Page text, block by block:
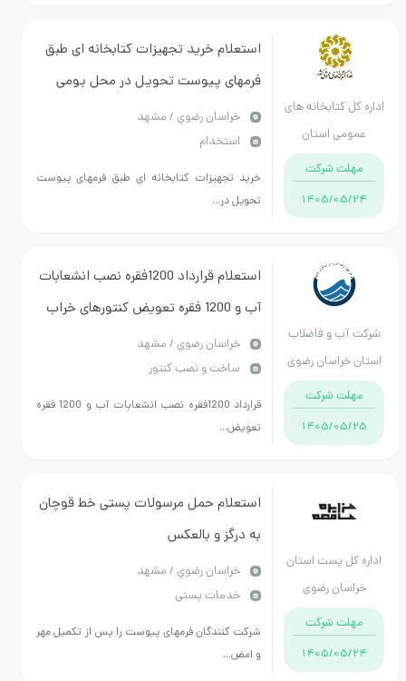
کل کتابخانه های
عمومی استان
خراسان رضوی
مهلت شرکت
1405/05/24
استعلام خرید تجهیزات کتابخانه ای طبق
فرمهای پیوست تحویل در محل بومی
استان پیش فاکتور الزامی و مورد تایید
اداره کل کتابخانه های خراسان رضوی
خراسان رضوي / مشهد
استخدام
خرید تجهیزات کتابخانه ای طبق فرمهای پیوست
تحویل در...
آب و فاضلاب
خراسان رضوی
مهلت شرکت
1405/05/25
استعلام قرارداد 1200فقره نصب انشعابات
آب و 1200 فقره تعویض کنتورهای خراب
مشترکینخراسان رضوي / مشهد
ساخت و نصب کنتور
قرارداد 1200فقره نصب انشعابات آب و 1200 فقره
تعویض...
کل پست استان
خراسان رضوی
مهلت شرکت
1405/05/24
استعلام حمل مرسولات پستی خط قوچان
به درگز و بالعکس
خراسان رضوي / مشهد
خدمات پستی
شرکت کنندگان فرمهای پیوست را پس از تکمیل مهر
و امض...